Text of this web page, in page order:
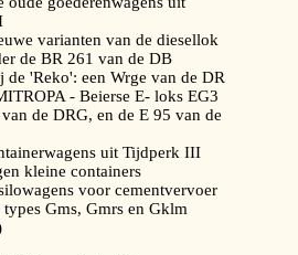
varianten van de diesellok
de BR 261 van de DB
'Reko': een Wrge van de DR
- Beierse E- loks EG3
de DRG, en de E 95 van de
uit Tijdperk III
kleine containers
voor cementvervoer
types Gms, Gmrs en Gklm